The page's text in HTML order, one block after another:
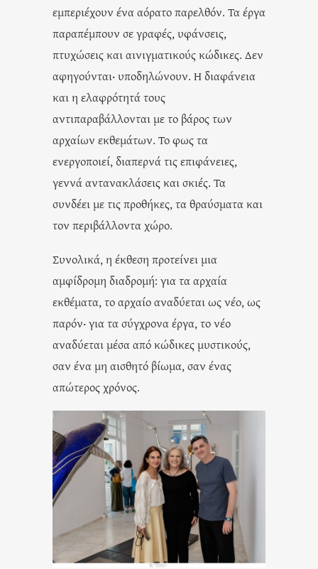
εμπεριέχουν ένα αόρατο παρελθόν. Τα έργα
παραπέμπουν σε γραφές, υφάνσεις,
πτυχώσεις και αινιγματικούς κώδικες. Δεν
αφηγούνται· υποδηλώνουν. Η διαφάνεια
και η ελαφρότητά τους
αντιπαραβάλλονται με το βάρος των
αρχαίων εκθεμάτων. Το φως τα
ενεργοποιεί, διαπερνά τις επιφάνειες,
γεννά αντανακλάσεις και σκιές. Τα
συνδέει με τις προθήκες, τα θραύσματα και
τον περιβάλλοντα χώρο.
Συνολικά, η έκθεση προτείνει μια
αμφίδρομη διαδρομή: για τα αρχαία
εκθέματα, το αρχαίο αναδύεται ως νέο, ως
παρόν· για τα σύγχρονα έργα, το νέο
αναδύεται μέσα από κώδικες μυστικούς,
σαν ένα μη αισθητό βίωμα, σαν ένας
απώτερος χρόνος.